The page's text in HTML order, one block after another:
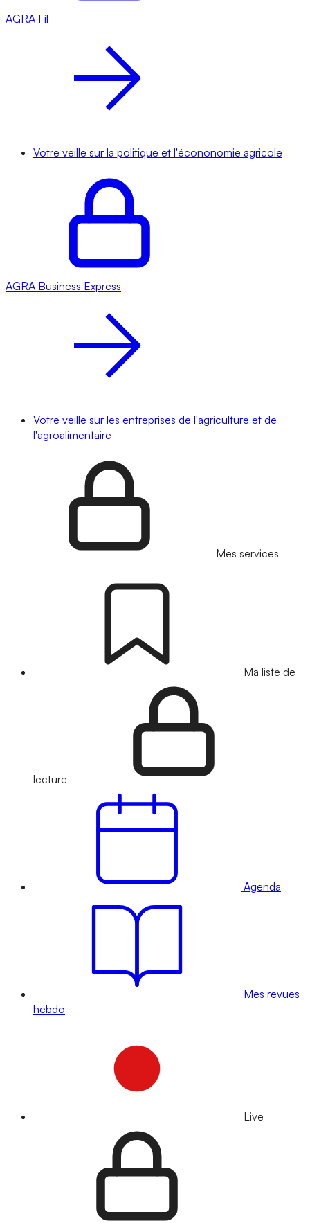
AGRA Fil
Votre veille sur la politique et l'écononomie agricole
AGRA Business Express
Votre veille sur les entreprises de l'agriculture et de
l'agroalimentaire
Mes services
Ma liste de
lecture
Agenda
Mes revues
hebdo
Live